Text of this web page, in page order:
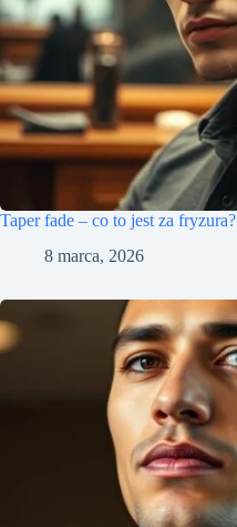
Taper fade – co to jest za fryzura?
8 marca, 2026